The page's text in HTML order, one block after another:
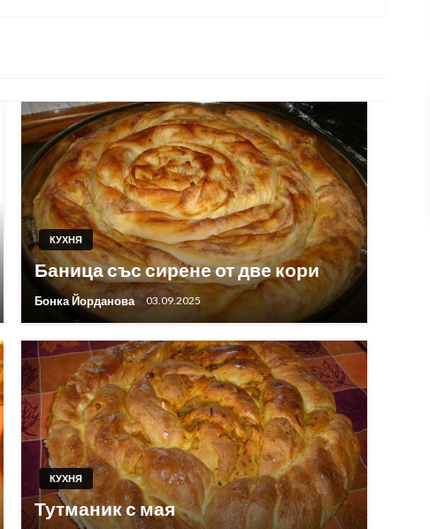
КУХНЯ
Баница със сирене от две кори
Бонка Йорданова 03.09.2025
КУХНЯ
Тутманик с мая